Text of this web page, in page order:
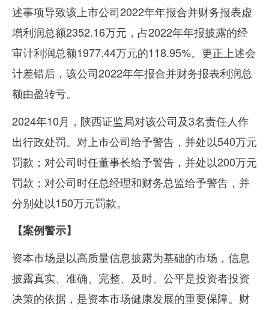
述事项导致该上市公司2022年年报合并财务报表虚
增利润总额2352.16万元，占2022年年报披露的经
审计利润总额1977.44万元的118.95%。更正上述会
计差错后，该公司2022年年报合并财务报表利润总
额由盈转亏。
2024年10月，陕西证监局对该公司及3名责任人作
出行政处罚。对上市公司给予警告，并处以540万元
罚款；对公司时任董事长给予警告，并处以200万元
罚款；对公司时任总经理和财务总监给予警告，并
分别处以150万元罚款。
【案例警示】
资本市场是以高质量信息披露为基础的市场，信息
披露真实、准确、完整、及时、公平是投资者投资
决策的依据，是资本市场健康发展的重要保障。财